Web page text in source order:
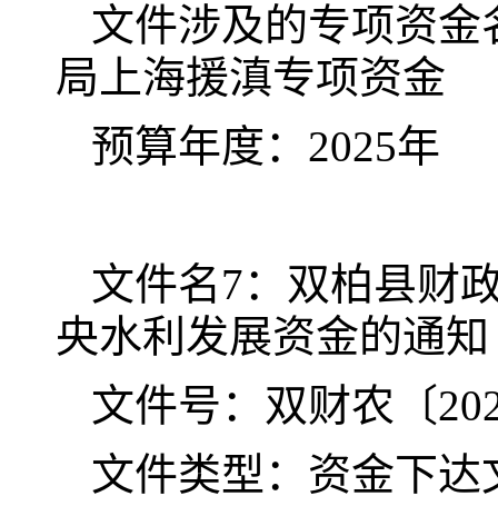
文件涉及的专项资
局上海援滇专项资金
预算年度：2025年
文件名7：双柏县财
央水利发展资金的通知
文件号：双财农〔
文件类型：资金下达